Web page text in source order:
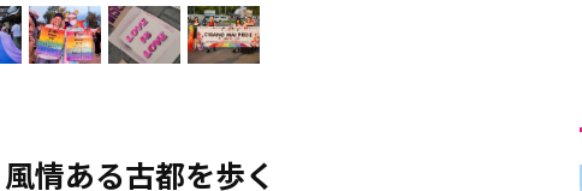
情ある古都を歩く